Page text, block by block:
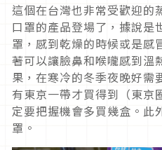
這個在台灣也非常受歡迎的
口罩的產品登場了，據說是
罩，感到乾燥的時候或是感
著可以讓臉鼻和喉嚨感到溫
果，在寒冷的冬季夜晚好需
有東京一帶才買得到（東京
定要把握機會多買幾盒。此
罩。